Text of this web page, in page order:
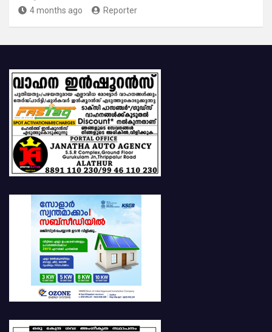
4 months ago Reporter